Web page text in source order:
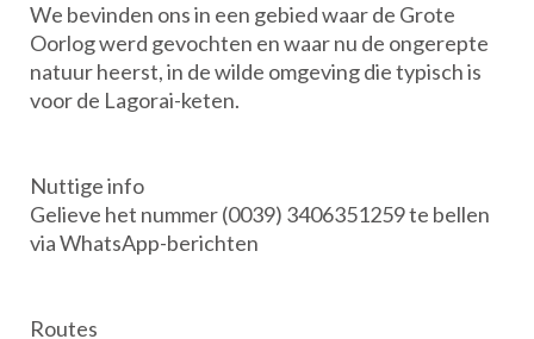
We bevinden ons in een gebied waar de Grote
Oorlog werd gevochten en waar nu de ongerepte
natuur heerst, in de wilde omgeving die typisch is
voor de Lagorai-keten.
Nuttige info
Gelieve het nummer (0039) 3406351259 te bellen
via WhatsApp-berichten
Routes